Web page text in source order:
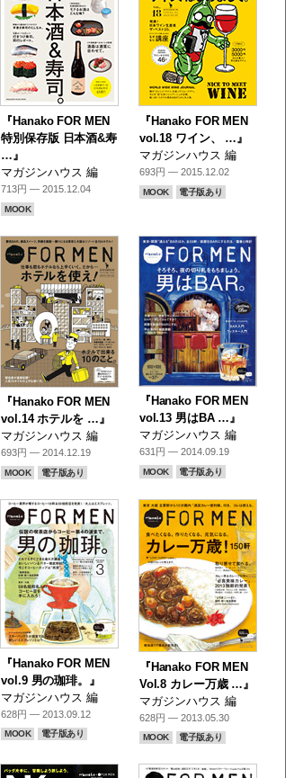
『Hanako FOR MEN
特別保存版 日本酒&寿
…』
マガジンハウス 編
713円 — 2015.12.04
MOOK
『Hanako FOR MEN
vol.18 ワイン、 …』
マガジンハウス 編
693円 — 2015.12.02
MOOK 電子版あり
『Hanako FOR MEN
vol.14 ホテルを …』
マガジンハウス 編
693円 — 2014.12.19
MOOK 電子版あり
『Hanako FOR MEN
vol.13 男はBA …』
マガジンハウス 編
631円 — 2014.09.19
MOOK 電子版あり
『Hanako FOR MEN
vol.9 男の珈琲。』
マガジンハウス 編
628円 — 2013.09.12
MOOK 電子版あり
『Hanako FOR MEN
Vol.8 カレー万歳 …』
マガジンハウス 編
628円 — 2013.05.30
MOOK 電子版あり